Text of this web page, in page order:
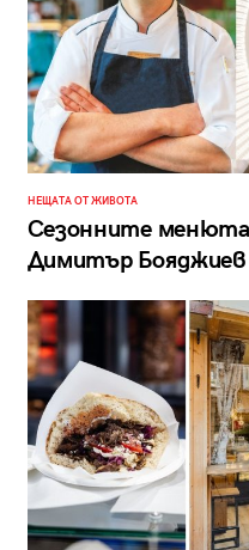
НЕЩАТА ОТ ЖИВОТА
Сезонните
Димитър Бояджиев